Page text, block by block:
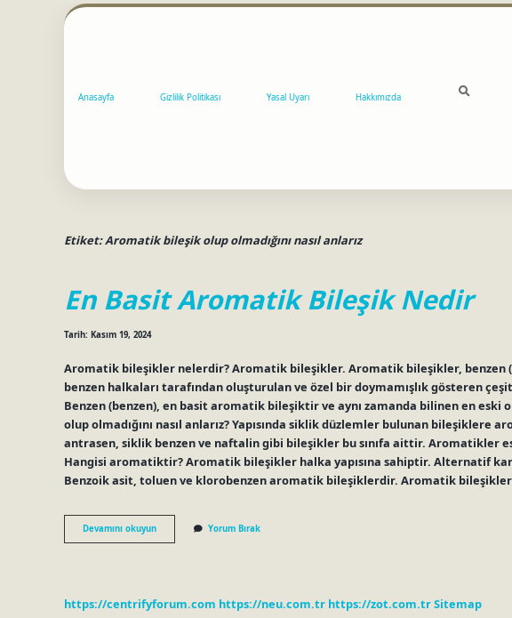
Anasayfa Gizlilik Politikası Yasal Uyarı Hakkımızda
Etiket:Aromatik bileşik olup olmadığını nasıl anlarız
En Basit Aromatik Bileşik Nedir
Tarih: Kasım 19, 2024
Aromatik bileşikler nelerdir? Aromatik bileşikler. Aromatik bileşikler, benzen
benzen halkaları tarafından oluşturulan ve özel bir doymamışlık gösteren
Benzen (benzen), en basit aromatik bileşiktir ve aynı zamanda bilinen en
olup olmadığını nasıl anlarız? Yapısında siklik düzlemler bulunan bileşiklere
antrasen, siklik benzen ve naftalin gibi bileşikler bu sınıfa aittir. Aromatikler
Hangisi aromatiktir? Aromatik bileşikler halka yapısına sahiptir. Alternatif
Benzoik asit, toluen ve klorobenzen aromatik bileşiklerdir. Aromatik bileşikler
Devamını okuyunEn
Basit
Yorum Bırak
https://centrifyforum.com https://neu.com.tr https://zot.com.trSitemap